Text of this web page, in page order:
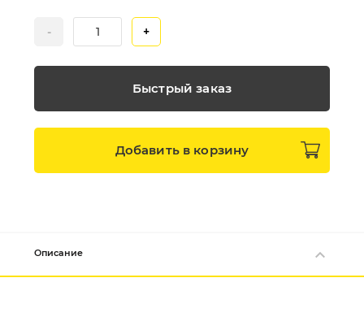
- +
Быстрый заказ
Добавить в корзину
Описание